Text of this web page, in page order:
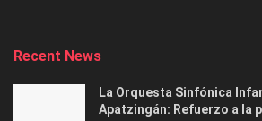
Recent News
La Orquesta Sinfónica
Apatzingán: Refuerzo a la